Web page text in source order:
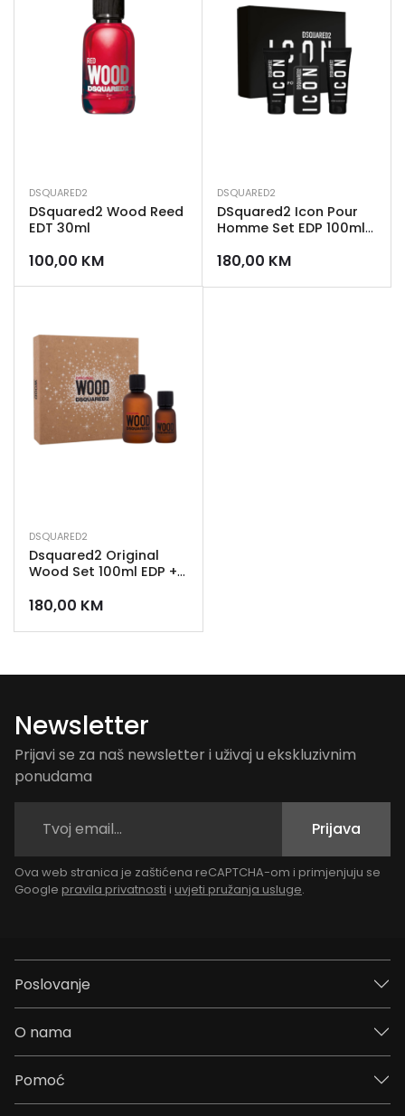
DSQUARED2
DSquared2 Wood Reed
EDT 30ml
100,00 KM
DSQUARED2
DSquared2 Icon Pour
Homme Set EDP 100ml
+ Aftershave balzam
180,00 KM
DSQUARED2
Dsquared2 Original
Wood Set 100ml EDP +
180,00 KM
Newsletter
Prijavi se za naš newsletter i uživaj u ekskluzivnim
ponudama
Prijava
Ova web stranica je zaštićena reCAPTCHA-om i primjenjuju se
Google pravila privatnosti i uvjeti pružanja usluge.
Poslovanje
O nama
Pomoć